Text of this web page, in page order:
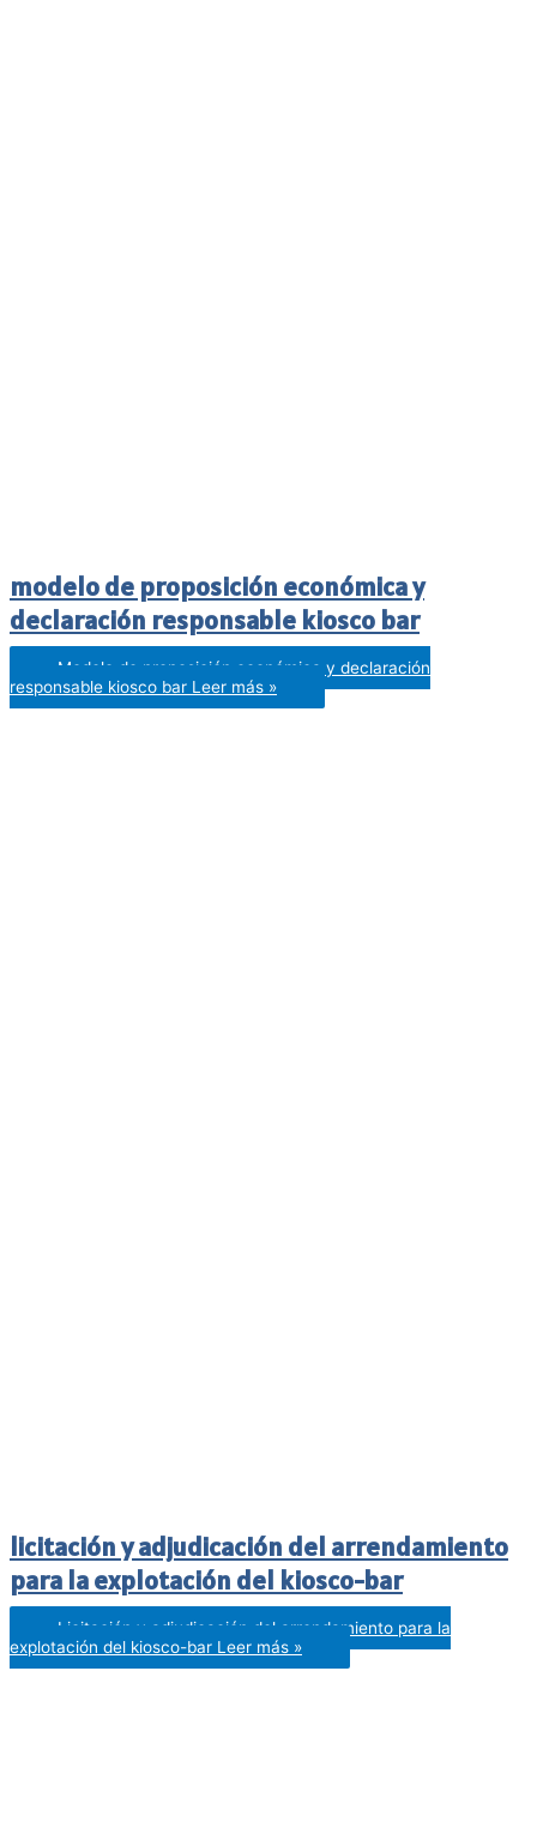
modelo de proposición económica y
declaración responsable kiosco bar
Modelo de proposición económica y declaración
responsable kiosco bar Leer más »
licitación y adjudicación del arrendamiento
para la explotación del kiosco-bar
Licitación y adjudicación del arrendamiento para la
explotación del kiosco-bar Leer más »